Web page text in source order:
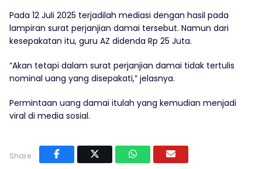
Pada 12 Juli 2025 terjadilah mediasi dengan hasil pada
lampiran surat perjanjian damai tersebut. Namun dari
kesepakatan itu, guru AZ didenda Rp 25 Juta.
“Akan tetapi dalam surat perjanjian damai tidak tertulis
nominal uang yang disepakati,” jelasnya.
Permintaan uang damai itulah yang kemudian menjadi
viral di media sosial.
Share: